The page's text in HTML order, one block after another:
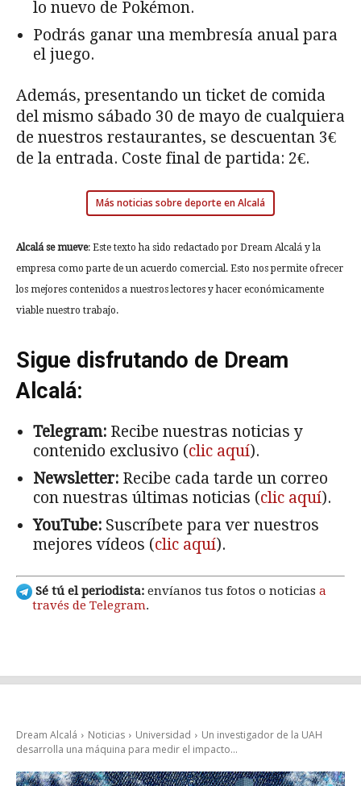
lo nuevo de Pokémon.
Podrás ganar una membresía anual para
el juego.
Además, presentando un ticket de comida
del mismo sábado 30 de mayo de cualquiera
de nuestros restaurantes, se descuentan 3€
de la entrada. Coste final de partida: 2€.
Más noticias sobre deporte en Alcalá
Alcalá se mueve: Este texto ha sido redactado por Dream Alcalá y la
empresa como parte de un acuerdo comercial. Esto nos permite ofrecer
los mejores contenidos a nuestros lectores y hacer económicamente
viable nuestro trabajo.
Sigue disfrutando de Dream
Alcalá:
Telegram: Recibe nuestras noticias y
contenido exclusivo (clic aquí).
Newsletter: Recibe cada tarde un correo
con nuestras últimas noticias (clic aquí).
YouTube: Suscríbete para ver nuestros
mejores vídeos (clic aquí).
Sé tú el periodista: envíanos tus fotos o noticias a
través de Telegram.